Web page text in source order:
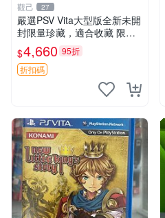
觀己 27
嚴選PSV Vita大型版全新未開
封限量珍藏，適合收藏 限量
遊戲機 創意設計 現代電玩
$4,660 95折
折扣碼